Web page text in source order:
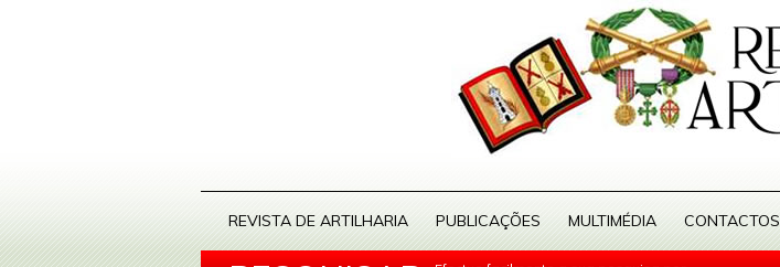
REVISTA DE ARTILHARIA PUBLICAÇÕES MULTIMÉDIA CONTACTOS